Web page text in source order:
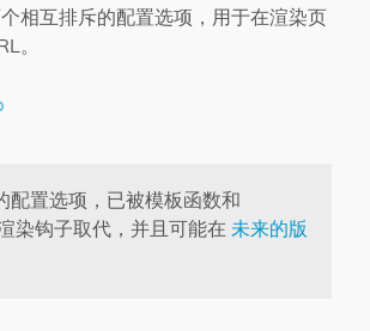
相互排斥的配置选项，用于在渲染页
。
配置选项，已被模板函数和
染钩子取代，并且可能在 未来的版